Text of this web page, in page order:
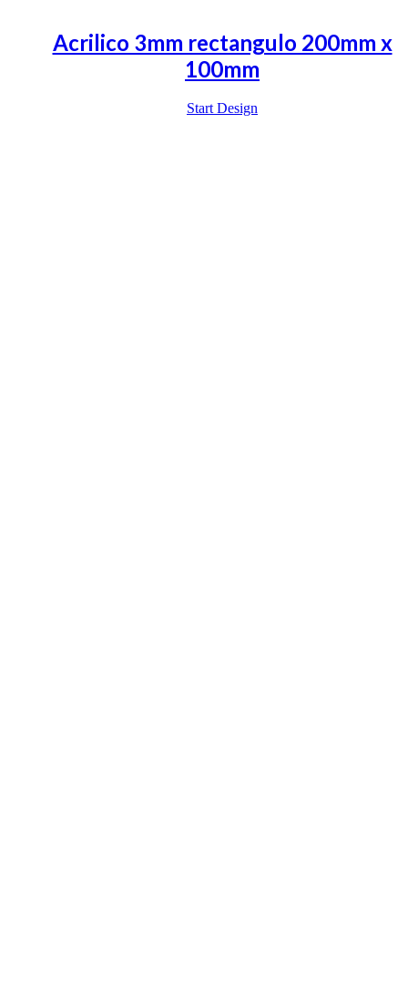
Acrilico 3mm rectangulo 200mm x
100mm
Start Design